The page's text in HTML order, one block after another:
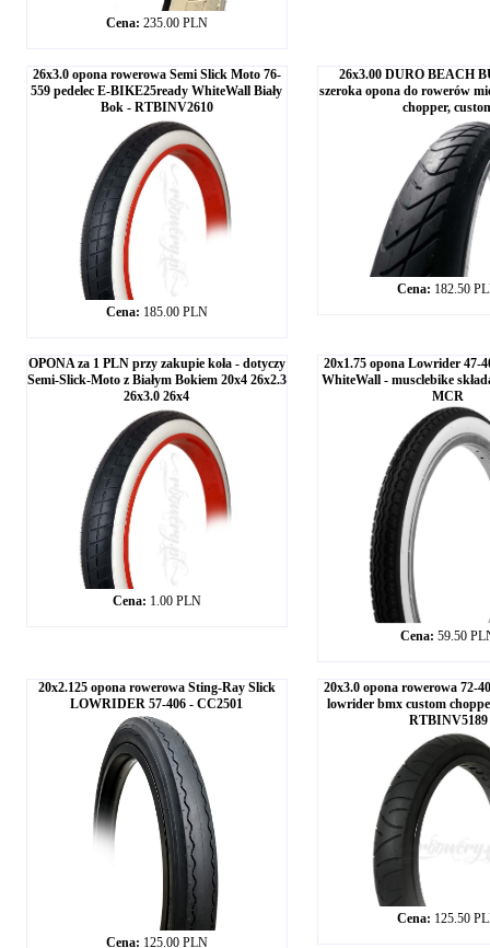
Cena: 235.00 PLN
26x3.0 opona rowerowa Semi Slick Moto 76-
559 pedelec E-BIKE25ready WhiteWall Biały
Bok - RTBINV2610
Cena: 185.00 PLN
26x3.00 DURO BEACH
szeroka opona do rowerów
chopper,
Cena: 182.50
OPONA za 1 PLN przy zakupie koła - dotyczy
Semi-Slick-Moto z Białym Bokiem 20x4 26x2.3
26x3.0 26x4
Cena: 1.00 PLN
20x1.75 opona Lowrider 47-
WhiteWall - musclebike
MCR
Cena: 59.50
20x2.125 opona rowerowa Sting-Ray Slick
LOWRIDER 57-406 - CC2501
Cena: 125.00 PLN
20x3.0 opona rowerowa 72-
lowrider bmx custom
RTBINV5189
Cena: 125.50